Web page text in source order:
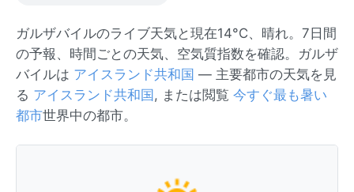
ガルザバイルのライブ天気と現在14°C、晴れ。7日間
の予報、時間ごとの天気、空気質指数を確認。ガルザ
バイルは アイスランド共和国 — 主要都市の天気を見
る アイスランド共和国 , または閲覧 今すぐ最も暑い
都市世界中の都市。